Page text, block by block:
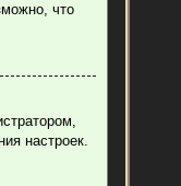
что
настроек.